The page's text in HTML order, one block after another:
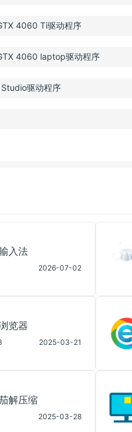
4060 Ti驱动程序
4060 laptop驱动程序
驱动程序
入法
2026-07-02
览器
2025-03-21
解压缩
2025-03-28